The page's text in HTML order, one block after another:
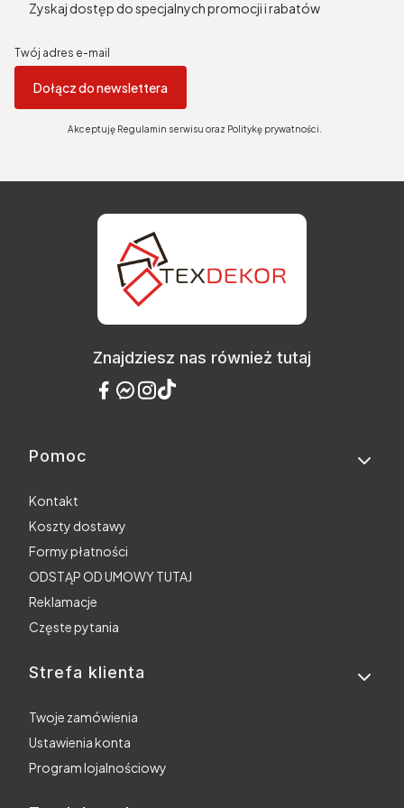
Zyskaj dostęp do specjalnych promocji i rabatów
Twój adres e-mail
Dołącz do newslettera
Akceptuję Regulamin serwisu oraz Politykę prywatności.
Znajdziesz nas również tutaj
Linki w stopce
Pomoc
Kontakt
Koszty dostawy
Formy płatności
ODSTĄP OD UMOWY TUTAJ
Reklamacje
Częste pytania
Strefa klienta
Twoje zamówienia
Ustawienia konta
Program lojalnościowy